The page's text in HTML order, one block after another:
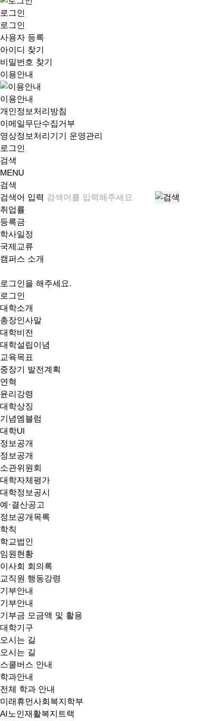
로그인
로그인
사용자 등록
아이디 찾기
비밀번호 찾기
이용안내
이용안내
개인정보처리방침
이메일무단수집거부
영상정보처리기기 운영관리
로그인
검색
MENU
검색
검색어 입력
취업률
등록금
학사일정
국제교류
캠퍼스 소개
로그인을 해주세요.
로그인
대학소개
총장인사말
대학비전
대학설립이념
교육목표
중장기 발전계획
연혁
윤리강령
대학상징
기념엠블럼
대학UI
정보공개
정보공개
소관위원회
대학자체평가
대학정보공시
예·결산공고
정보공개목록
학칙
학교법인
임원현황
이사회 회의록
교직원 행동강령
기부안내
기부안내
기부금 모금액 및 활용
대학기구
오시는 길
오시는 길
스쿨버스 안내
학과안내
전체 학과 안내
미래휴먼사회복지학부
AI노인재활복지트랙